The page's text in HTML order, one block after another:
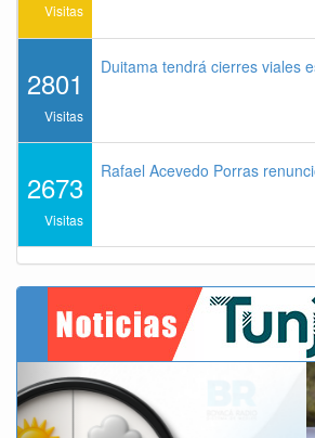
Visitas
2801
Visitas
Duitama tendrá cierres viales
2673
Visitas
Rafael Acevedo Porras
Previous